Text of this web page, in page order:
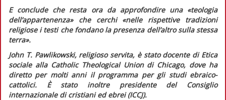
E conclude che resta ora da approfondire una «teologia
dell’appartenenza» che cerchi «nelle rispettive tradizioni
religiose i testi che fondano la presenza dell’altro sulla stessa
terra».
John T. Pawlikowski, religioso servita, è stato docente di Etica
sociale alla Catholic Theological Union di Chicago, dove ha
diretto per molti anni il programma per gli studi ebraico-
cattolici. È stato inoltre presidente del Consiglio
internazionale di cristiani ed ebrei (ICCJ).